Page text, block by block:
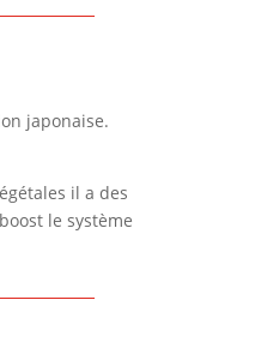
japonaise.
il a des
le système